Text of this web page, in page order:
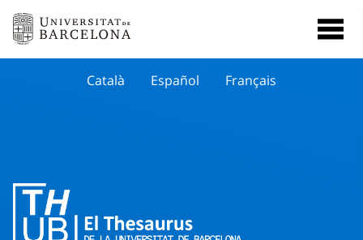
Català Español Français